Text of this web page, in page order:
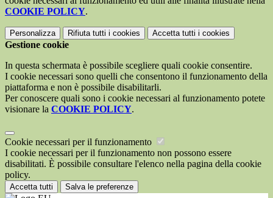
COOKIE POLICY.
Personalizza Rifiuta tutti i cookies Accetta tutti i cookies
Gestione cookie
In questa schermata è possibile scegliere quali cookie consentire.
I cookie necessari sono quelli che consentono il funzionamento della
piattaforma e non è possibile disabilitarli.
Per conoscere quali sono i cookie necessari al funzionamento potete
visionare la COOKIE POLICY.
Cookie necessari per il funzionamento
I cookie necessari per il funzionamento non possono essere
disabilitati. È possibile consultare l'elenco nella pagina della cookie
policy.
Accetta tutti Salva le preferenze